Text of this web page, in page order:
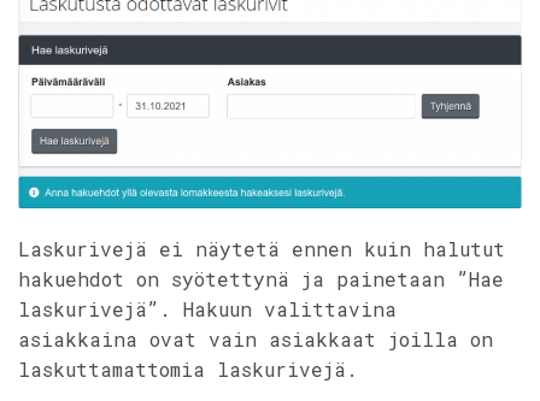
Laskurivejä ei näytetä ennen kuin halutut
hakuehdot on syötettynä ja painetaan ”Hae
laskurivejä”. Hakuun valittavina
asiakkaina ovat vain asiakkaat joilla on
laskuttamattomia laskurivejä.